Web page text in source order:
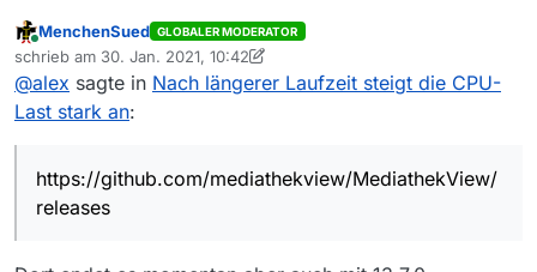
@mvsfsvmsagte inNach längerer Laufzeit steigt die
CPU-Last stark an:
Mir fiel grad ein, dass wir die nightlys auch auf Github
wieder releasen.
https://github.com/mediathekview/MediathekView/release
sfinden.
Online
MenchenSued GLOBALER MODERATOR
schrieb am 30. Jan. 2021, 10:42
zuletzt editiert von MenchenSued
@alex sagte in Nach längerer Laufzeit steigt die CPU-
Last stark an:
https://github.com/mediathekview/MediathekView/
releases